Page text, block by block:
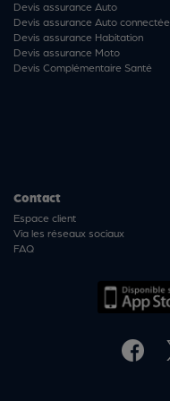
Devis assurance Auto
Devis assurance Auto connectée
Devis assurance Habitation
Devis assurance Moto
Devis Complémentaire Santé
Contact
Espace client
Via les réseaux sociaux
FAQ